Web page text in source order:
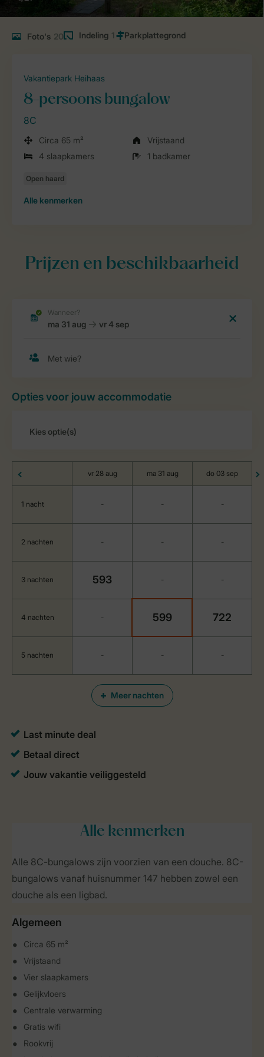
Foto's 20 Indeling 1
Vakantiepark Heihaas
8-persoons bungalow
8C
Circa 65 m²
Vrijstaand
4 slaapkamers
1 badkamer
Alle kenmerken
Prijzen en beschikbaarheid
Opties voor jouw accommodatie
Meer nachten
vr 28 aug ma 31 aug do 03 sep
1 nacht - - -
2 nachten - - -
3 nachten 593 - -
4 nachten - 599 722
5 nachten - - -
Alle kenmerken
Alle 8C-bungalows zijn voorzien van een douche. 8C-
bungalows vanaf huisnummer 147 hebben zowel een
douche als een ligbad.
Algemeen
Circa 65 m²
Vrijstaand
Vier slaapkamers
Gelijkvloers
Centrale verwarming
Gratis wifi
Rookvrij